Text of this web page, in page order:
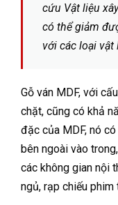
cứu Vật liệu
có thể giảm
với các loại
Gỗ ván MDF, với
chặt, cũng có khả
đặc của MDF, nó
bên ngoài vào
các không gian nội
ngủ, rạp chiếu